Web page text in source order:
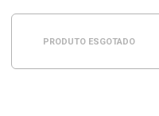
PRODUTO ESGOTADO